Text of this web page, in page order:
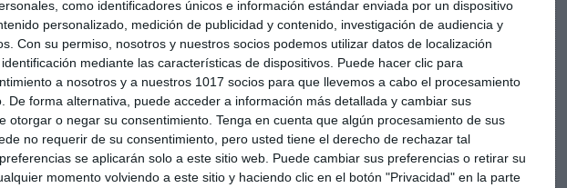
como identificadores únicos e información estándar enviada por un dispositivo
personalizado, medición de publicidad y contenido, investigación de audiencia y
Con su permiso, nosotros y nuestros socios podemos utilizar datos de localización
mediante las características de dispositivos. Puede hacer clic para
a nosotros y a nuestros 1017 socios para que llevemos a cabo el procesamiento
De forma alternativa, puede acceder a información más detallada y cambiar sus
otorgar o negar su consentimiento. Tenga en cuenta que algún procesamiento de sus
no requerir de su consentimiento, pero usted tiene el derecho de rechazar tal
se aplicarán solo a este sitio web. Puede cambiar sus preferencias o retirar su
momento volviendo a este sitio y haciendo clic en el botón "Privacidad" en la parte
, conos,cuerpos geométricos,Educación,
,ESO,estudiar,fichas de matemáticas,geometría del
,obligatoria,pirámides ,prismas, razonamiento espacial,
, repasar SECUNDARIA